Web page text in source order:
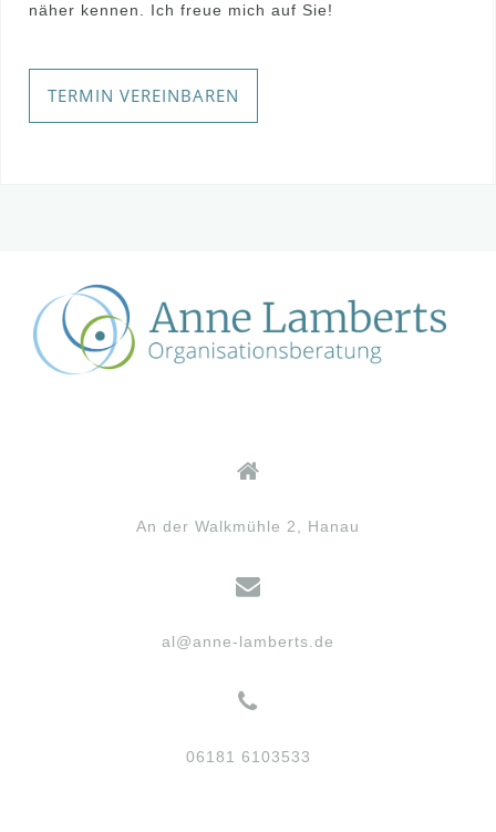
näher kennen. Ich freue mich auf Sie!
TERMIN VEREINBAREN
An der Walkmühle 2, Hanau
al@anne-lamberts.de
06181 6103533